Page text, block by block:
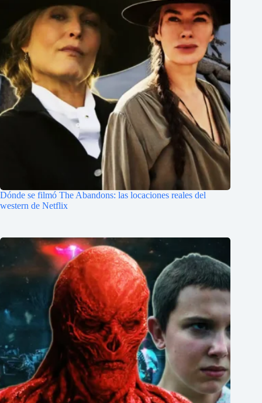
Dónde se filmó The Abandons: las locaciones reales del
western de Netflix